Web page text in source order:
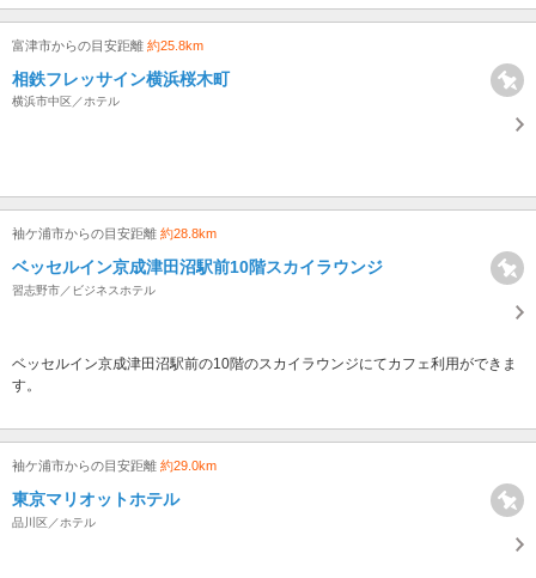
富津市からの目安距離 約25.8km
相鉄フレッサイン横浜桜木町
横浜市中区／ホテル
袖ケ浦市からの目安距離 約28.8km
ベッセルイン京成津田沼駅前10階スカイラウンジ
習志野市／ビジネスホテル
ベッセルイン京成津田沼駅前の10階のスカイラウンジにてカフェ利用ができま
す。
袖ケ浦市からの目安距離 約29.0km
東京マリオットホテル
品川区／ホテル